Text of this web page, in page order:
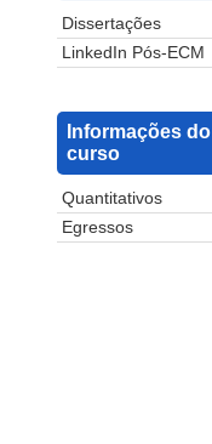
Dissertações
LinkedIn Pós-ECM
Informações do
curso
Quantitativos
Egressos